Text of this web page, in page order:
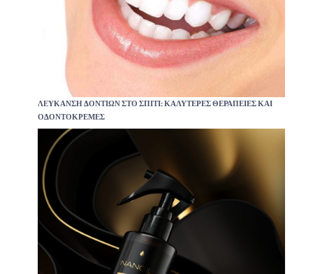
ΛΕΎΚΑΝΣΗ ΔΟΝΤΙΏΝ ΣΤΟ ΣΠΊΤΙ: ΚΑΛΎΤΕΡΕΣ ΘΕΡΑΠΕΊΕΣ ΚΑΙ
ΟΔΟΝΤΌΚΡΕΜΕΣ